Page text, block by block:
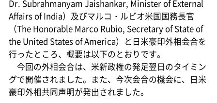
Dr. Subrahmanyam Jaishankar, Minister of External
Affairs of India）及びマルコ・ルビオ米国国務長官
（The Honorable Marco Rubio, Secretary of State of
the United States of America）と日米豪印外相会合を
行ったところ、概要は以下のとおりです。
今回の外相会合は、米新政権の発足翌日のタイミン
グで開催されました。また、今次会合の機会に、日米
豪印外相共同声明が発出されました。